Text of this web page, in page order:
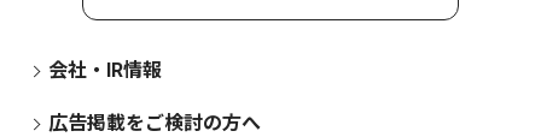
会社・IR情報
広告掲載をご検討の方へ